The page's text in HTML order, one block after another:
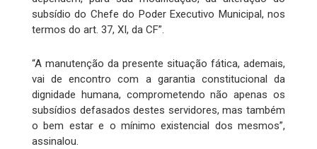
subsídio do Chefe do Poder Executivo Municipal, nos
termos do art. 37, XI, da CF”.
“A manutenção da presente situação fática, ademais,
vai de encontro com a garantia constitucional da
dignidade humana, comprometendo não apenas os
subsídios defasados destes servidores, mas também
o bem estar e o mínimo existencial dos mesmos”,
assinalou.